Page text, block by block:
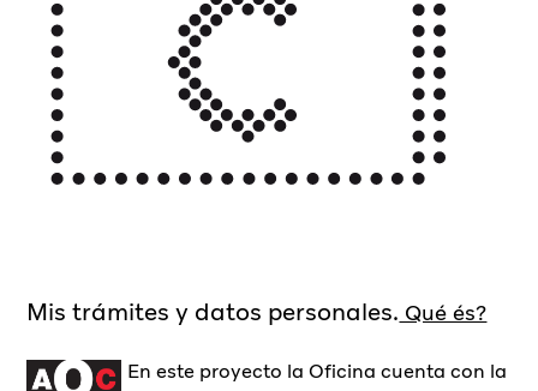
Mis trámites y datos personales. Qué és?
En este proyecto la Oficina cuenta con la